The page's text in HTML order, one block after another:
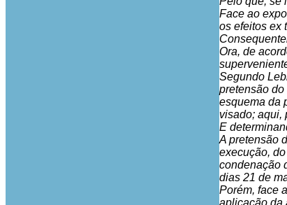
Face ao
os efeitos ex
Ora, de
Segundo
pretensão
esquema da
visado; aqui,
E
A pretensão
execução,
condenação
dias 21 de
Porém, face
aplicação da